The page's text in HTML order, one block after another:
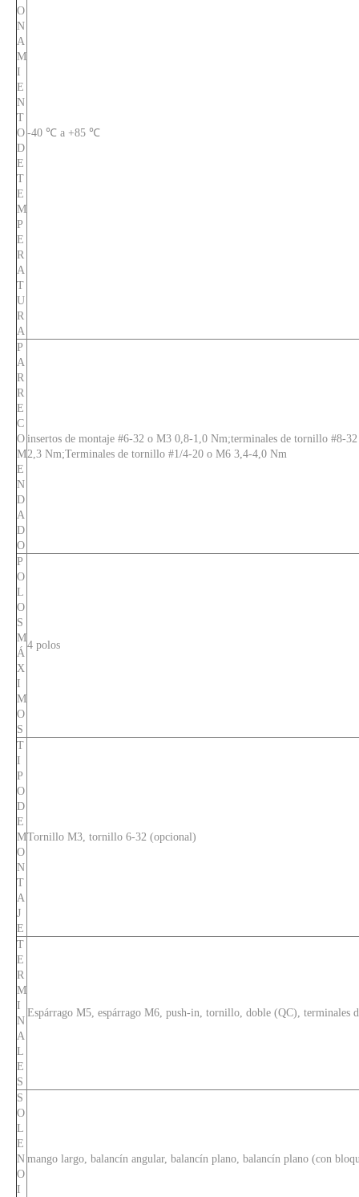
O
N
A
M
I
E
N
T
O
D
E
T
E
M
P
E
R
A
T
U
R
A
-40 ℃ a +85 ℃
P
A
R
R
E
C
O
M
E
N
D
A
D
O
insertos de montaje #6-32 o M3 0,8-1,0 Nm;terminales de tornillo #8-
2,3 Nm;Terminales de tornillo #1/4-20 o M6 3,4-4,0 Nm
P
O
L
O
S
M
Á
X
I
M
O
S
4 polos
T
I
P
O
D
E
M
O
N
T
A
J
E
Tornillo M3, tornillo 6-32 (opcional)
T
E
R
M
I
N
A
L
E
S
Espárrago M5, espárrago M6, push-in, tornillo, doble (QC), terminales
S
O
L
E
N
O
I
mango largo, balancín angular, balancín plano, balancín plano (con